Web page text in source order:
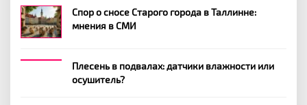
Спор о сносе Старого города в Таллинне:
мнения в СМИ
Плесень в подвалах: датчики влажности или
осушитель?